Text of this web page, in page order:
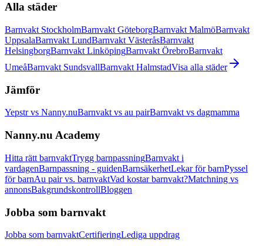
Alla städer
Barnvakt StockholmBarnvakt GöteborgBarnvakt MalmöBarnvakt
UppsalaBarnvakt LundBarnvakt VästeråsBarnvakt
HelsingborgBarnvakt LinköpingBarnvakt ÖrebroBarnvakt
UmeåBarnvakt SundsvallBarnvakt HalmstadVisa alla städer
Jämför
Yepstr vs Nanny.nuBarnvakt vs au pairBarnvakt vs dagmamma
Nanny.nu Academy
Hitta rätt barnvaktTrygg barnpassningBarnvakt i
vardagenBarnpassning - guidenBarnsäkerhetLekar för barnPyssel
för barnAu pair vs. barnvaktVad kostar barnvakt?Matchning vs
annonsBakgrundskontrollBloggen
Jobba som barnvakt
Jobba som barnvaktCertifieringLediga uppdrag